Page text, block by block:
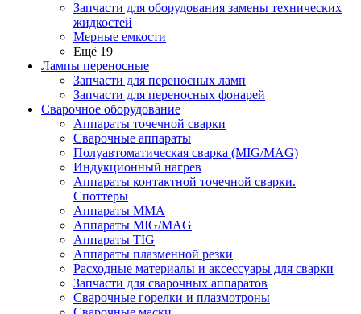
Запчасти для оборудования замены технических
жидкостей
Мерные емкости
Ещё 19
Лампы переносные
Запчасти для переносных ламп
Запчасти для переносных фонарей
Сварочное оборудование
Аппараты точечной сварки
Сварочные аппараты
Полуавтоматическая сварка (MIG/MAG)
Индукционный нагрев
Аппараты контактной точечной сварки.
Споттеры
Аппараты MMA
Аппараты MIG/MAG
Аппараты TIG
Аппараты плазменной резки
Расходные материалы и аксессуары для сварки
Запчасти для сварочных аппаратов
Сварочные горелки и плазмотроны